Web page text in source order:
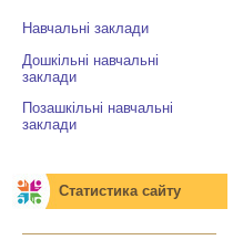
Навчальні заклади
Дошкільні навчальні
заклади
Позашкільні навчальні
заклади
Статистика сайту